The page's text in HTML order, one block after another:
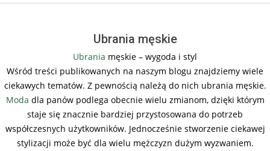
Ubrania męskie
Ubrania męskie – wygoda i styl
Wśród treści publikowanych na naszym blogu znajdziemy wiele
ciekawych tematów. Z pewnością należą do nich ubrania męskie.
Moda dla panów podlega obecnie wielu zmianom, dzięki którym
staje się znacznie bardziej przystosowana do potrzeb
współczesnych użytkowników. Jednocześnie stworzenie ciekawej
stylizacji może być dla wielu mężczyzn dużym wyzwaniem.